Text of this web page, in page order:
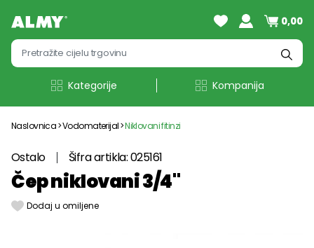
0,00
Kategorije Kompanija
Naslovnica Vodomaterijal Niklovani fitinzi
Ostalo Šifra artikla: 025161
Čep niklovani 3/4"
Dodaj u omiljene